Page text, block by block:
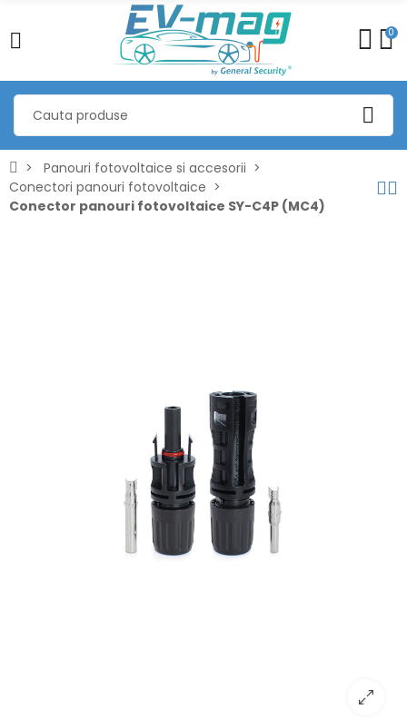
0
Panouri fotovoltaice si accesorii
Conectori panouri fotovoltaice
Conector panouri fotovoltaice SY-C4P (MC4)